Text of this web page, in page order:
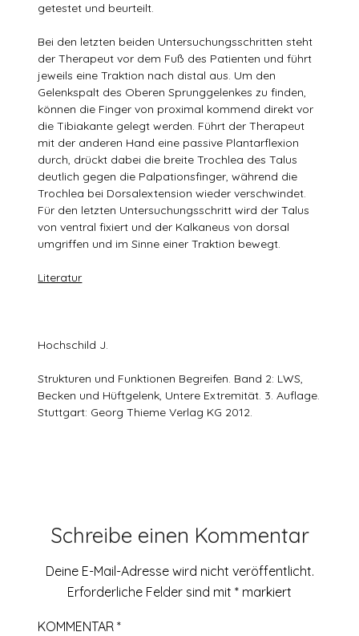
getestet und beurteilt.
Bei den letzten beiden Untersuchungsschritten steht
der Therapeut vor dem Fuß des Patienten und führt
jeweils eine Traktion nach distal aus. Um den
Gelenkspalt des Oberen Sprunggelenkes zu finden,
können die Finger von proximal kommend direkt vor
die Tibiakante gelegt werden. Führt der Therapeut
mit der anderen Hand eine passive Plantarflexion
durch, drückt dabei die breite Trochlea des Talus
deutlich gegen die Palpationsfinger, während die
Trochlea bei Dorsalextension wieder verschwindet.
Für den letzten Untersuchungsschritt wird der Talus
von ventral fixiert und der Kalkaneus von dorsal
umgriffen und im Sinne einer Traktion bewegt.
Literatur
Hochschild J.
Strukturen und Funktionen Begreifen. Band 2: LWS,
Becken und Hüftgelenk, Untere Extremität. 3. Auflage.
Stuttgart: Georg Thieme Verlag KG 2012.
Schreibe einen Kommentar
Deine E-Mail-Adresse wird nicht veröffentlicht.
Erforderliche Felder sind mit * markiert
KOMMENTAR*